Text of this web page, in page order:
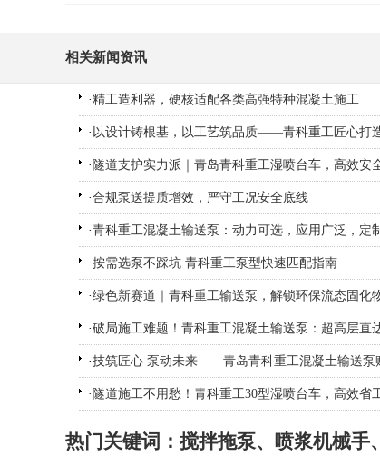
相关新闻资讯
·精工造利器，硬核适配各类高强特种混凝土施工
· 以设计铸根基，以工艺筑品质——青科重工匠心打
· 隧道支护实力派｜青岛青科重工湿喷台车，高效安
·合规泵送提质增效，严守工况安全底线
·青科重工混凝土输送泵：动力可选，应用广泛，定
·按需选泵不踩坑 青科重工泵型快速匹配指南
·绿色新赛道｜青科重工输送泵，解锁环保流态固化
·破局施工难题！青科重工混凝土输送泵：超高层直
·技筑匠心 泵动未来——青岛青科重工混凝土输送泵
· 隧道施工不用愁！青科重工30型湿喷台车，高效省
热门关键词： 搅拌拖泵、 喷浆机械手、